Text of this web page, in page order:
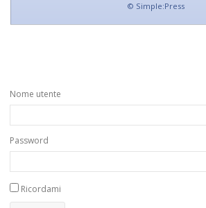
© Simple:Press
Nome utente
Password
Ricordami